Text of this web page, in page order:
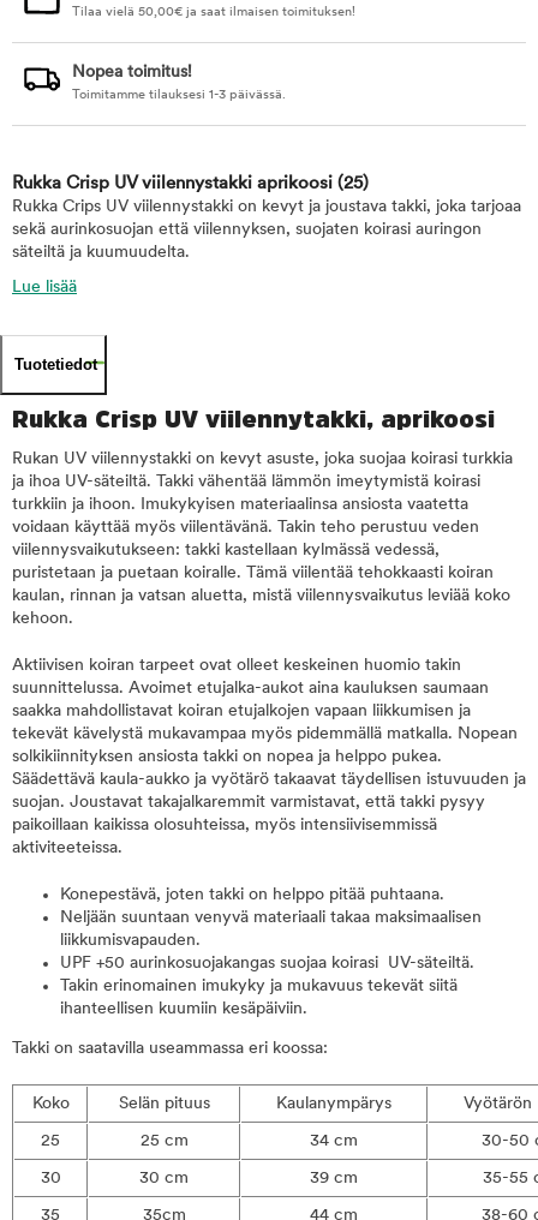
Tilaa vielä 50,00€ ja saat ilmaisen toimituksen!
Nopea toimitus!
Toimitamme tilauksesi 1-3 päivässä.
Rukka Crisp UV viilennystakki aprikoosi (25)
Rukka Crips UV viilennystakki on kevyt ja joustava takki, joka tarjoaa
sekä aurinkosuojan että viilennyksen, suojaten koirasi auringon
säteiltä ja kuumuudelta.
Lue lisää
Tuotetiedot
Rukka Crisp UV viilennytakki, aprikoosi
Rukan UV viilennystakki on kevyt asuste, joka suojaa koirasi turkkia
ja ihoa UV-säteiltä. Takki vähentää lämmön imeytymistä koirasi
turkkiin ja ihoon. Imukykyisen materiaalinsa ansiosta vaatetta
voidaan käyttää myös viilentävänä. Takin teho perustuu veden
viilennysvaikutukseen: takki kastellaan kylmässä vedessä,
puristetaan ja puetaan koiralle. Tämä viilentää tehokkaasti koiran
kaulan, rinnan ja vatsan aluetta, mistä viilennysvaikutus leviää koko
kehoon.
Aktiivisen koiran tarpeet ovat olleet keskeinen huomio takin
suunnittelussa. Avoimet etujalka-aukot aina kauluksen saumaan
saakka mahdollistavat koiran etujalkojen vapaan liikkumisen ja
tekevät kävelystä mukavampaa myös pidemmällä matkalla. Nopean
solkikiinnityksen ansiosta takki on nopea ja helppo pukea.
Säädettävä kaula-aukko ja vyötärö takaavat täydellisen istuvuuden ja
suojan. Joustavat takajalkaremmit varmistavat, että takki pysyy
paikoillaan kaikissa olosuhteissa, myös intensiivisemmissä
aktiviteeteissa.
Konepestävä, joten takki on helppo pitää puhtaana.
Neljään suuntaan venyvä materiaali takaa maksimaalisen
liikkumisvapauden.
UPF +50 aurinkosuojakangas suojaa koirasi UV-säteiltä.
Takin erinomainen imukyky ja mukavuus tekevät siitä
ihanteellisen kuumiin kesäpäiviin.
Takki on saatavilla useammassa eri koossa:
Koko Selän pituus Kaulanympärys Vyötärön
25 25 cm 34 cm 30-50
30 30 cm 39 cm 35-55
35 35cm 44 cm 38-60